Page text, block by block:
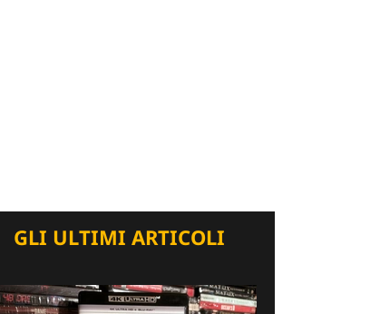
GLI ULTIMI ARTICOLI